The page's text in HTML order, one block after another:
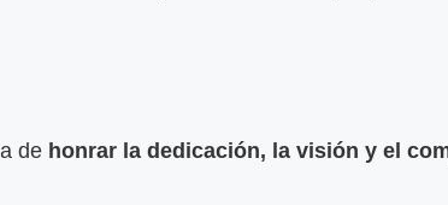
de honrar la dedicación, la visión y el